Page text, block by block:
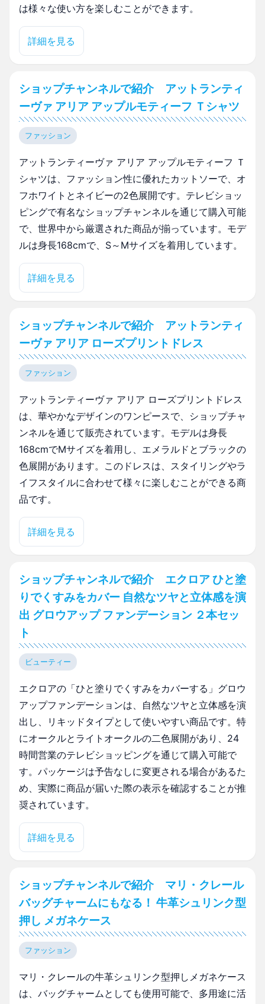
は様々な使い方を楽しむことができます。
詳細を見る
ショップチャンネルで紹介 アットランティ
ーヴァ アリア アップルモティーフ Ｔシャツ
ファッション
アットランティーヴァ アリア アップルモティーフ Ｔ
シャツは、ファッション性に優れたカットソーで、オ
フホワイトとネイビーの2色展開です。テレビショッ
ピングで有名なショップチャンネルを通じて購入可能
で、世界中から厳選された商品が揃っています。モデ
ルは身長168cmで、S～Mサイズを着用しています。
詳細を見る
ショップチャンネルで紹介 アットランティ
ーヴァ アリア ローズプリントドレス
ファッション
アットランティーヴァ アリア ローズプリントドレス
は、華やかなデザインのワンピースで、ショップチャ
ンネルを通じて販売されています。モデルは身長
168cmでMサイズを着用し、エメラルドとブラックの
色展開があります。このドレスは、スタイリングやラ
イフスタイルに合わせて様々に楽しむことができる商
品です。
詳細を見る
ショップチャンネルで紹介 エクロア ひと塗
りでくすみをカバー 自然なツヤと立体感を演
出 グロウアップ ファンデーション ２本セッ
ト
ビューティー
エクロアの「ひと塗りでくすみをカバーする」グロウ
アップファンデーションは、自然なツヤと立体感を演
出し、リキッドタイプとして使いやすい商品です。特
にオークルとライトオークルの二色展開があり、24
時間営業のテレビショッピングを通じて購入可能で
す。パッケージは予告なしに変更される場合があるた
め、実際に商品が届いた際の表示を確認することが推
奨されています。
詳細を見る
ショップチャンネルで紹介 マリ・クレール
バッグチャームにもなる！ 牛革シュリンク型
押し メガネケース
ファッション
マリ・クレールの牛革シュリンク型押しメガネケース
は、バッグチャームとしても使用可能で、多用途に活